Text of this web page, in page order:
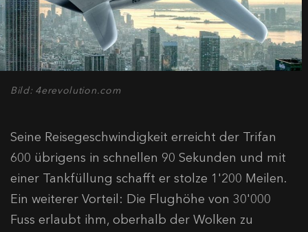
Bild: 4erevolution.com
Seine Reisegeschwindigkeit erreicht der Trifan
600 übrigens in schnellen 90 Sekunden und mit
einer Tankfüllung schafft er stolze 1'200 Meilen.
Ein weiterer Vorteil: Die Flughöhe von 30'000
Fuss erlaubt ihm, oberhalb der Wolken zu